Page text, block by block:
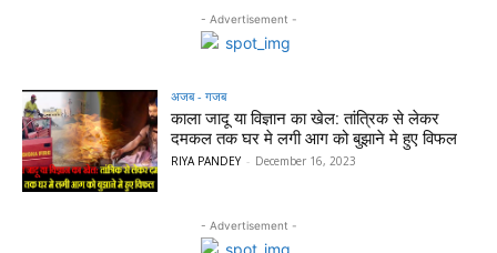
- Advertisement -
अजब - गजब
काला जादू या विज्ञान का खेल: तांत्रिक से लेकर
दमकल तक घर मे लगी आग को बुझाने मे हुए विफल
RIYA PANDEY - December 16, 2023
- Advertisement -